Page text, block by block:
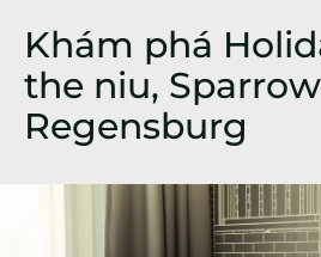
Khám phá
the niu, Sparrow
Regensburg